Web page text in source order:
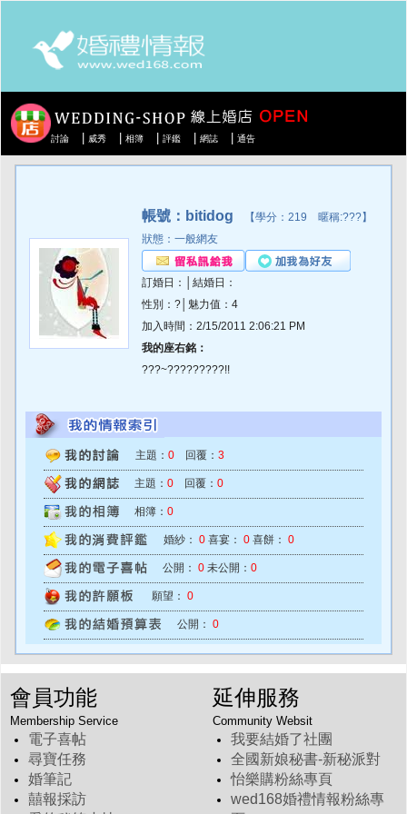
討論 威秀 相簿 評鑑 網誌 通告
帳號：bitidog 【學分：219 暱稱:???】
狀態：一般網友
訂婚日：│結婚日：
性別：?│魅力值：4
加入時間：2/15/2011 2:06:21 PM
我的座右銘：
???~?????????!!
主題： 0 回覆： 3
主題： 0 回覆： 0
相簿： 0
婚紗： 0 喜宴： 0 喜餅： 0
公開： 0 未公開： 0
願望： 0
公開： 0
會員功能
Membership Service
電子喜帖
尋寶任務
婚筆記
囍報採訪
延伸服務
Community Websit
我要結婚了社團
全國新娘秘書-新秘派對
怡樂購粉絲專頁
wed168婚禮情報粉絲專